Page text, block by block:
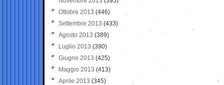
Ottobre 2013 (446)
Settembre 2013 (433)
Agosto 2013 (389)
Luglio 2013 (390)
Giugno 2013 (425)
Maggio 2013 (413)
Aprile 2013 (345)